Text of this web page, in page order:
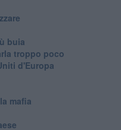
buia
troppo poco
d'Europa
mafia